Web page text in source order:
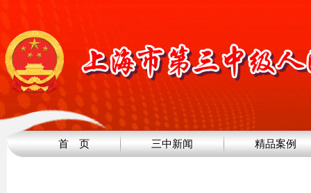
首 页 三中新闻 精品案例